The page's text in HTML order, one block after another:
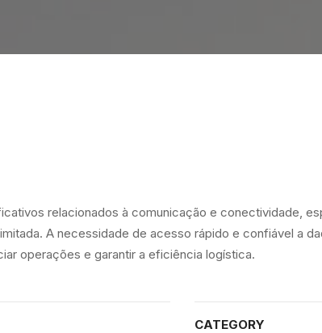
relacionados à comunicação e conectividade,
A necessidade de acesso rápido e confiável a
operações e garantir a eficiência logística.
CATEGORY